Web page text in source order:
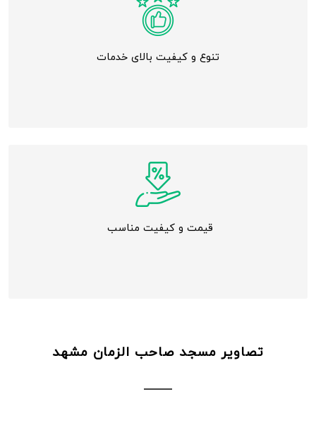
تنوع و کیفیت بالای خدمات
قیمت و کیفیت مناسب
تصاویر مسجد صاحب الزمان مشهد